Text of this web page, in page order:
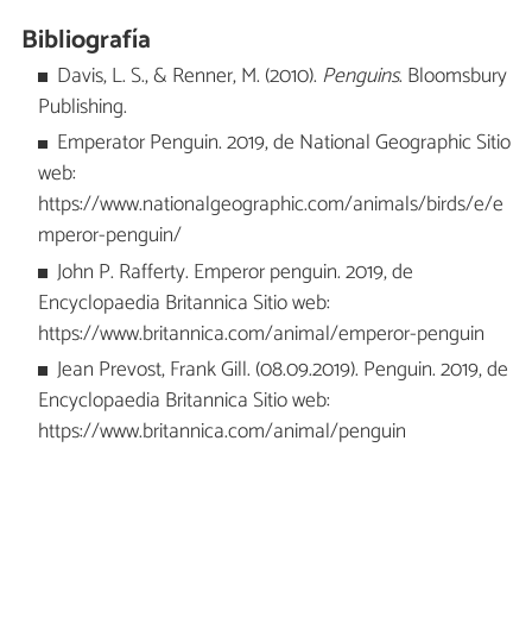
Bibliografía
Davis, L. S., & Renner, M. (2010). Penguins. Bloomsbury
Publishing.
Emperator Penguin. 2019, de National Geographic Sitio
web:
https://www.nationalgeographic.com/animals/birds/e/e
mperor-penguin/
John P. Rafferty. Emperor penguin. 2019, de
Encyclopaedia Britannica Sitio web:
https://www.britannica.com/animal/emperor-penguin
Jean Prevost, Frank Gill. (08.09.2019). Penguin. 2019, de
Encyclopaedia Britannica Sitio web:
https://www.britannica.com/animal/penguin